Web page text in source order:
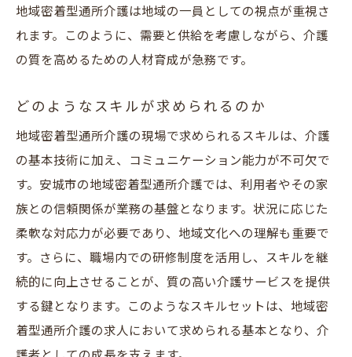
地域とのつながりを深める働き方
地元密着型の介護職の魅力
地域に根ざす働き方安城市での介護職求人情報
安城市での求人情報とその魅力
地域密着型の働き方のメリット
地域に貢献することで得られる喜び
地域に根ざした働き方の実践方法
地域密着型通所介護は地域の一員としての視点が重視さ
れます。このように、需要と供給を考慮しながら、介護
の質を高めるための人材育成が急務です。
どのようなスキルが求められるのか
地域密着型通所介護の現場で求められるスキルは、介護
の基本技術に加え、コミュニケーション能力が不可欠で
す。安城市の地域密着型通所介護では、利用者やその家
族との信頼関係が業務の基盤となります。状況に応じた
柔軟な対応力が必要であり、地域文化への理解も重要で
す。さらに、職場内での研修制度を活用し、スキルを継
続的に向上させることが、質の高い介護サービスを提供
する鍵となります。このようなスキルセットは、地域密
着型通所介護の求人において求められる基本となり、介